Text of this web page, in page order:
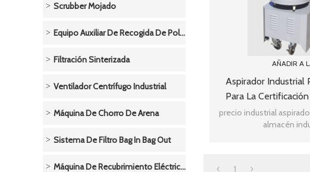
Scrubber Mojado
Equipo Auxiliar De Recogida De Polvo
Filtración Sinterizada
Ventilador Centrífugo Industrial
Máquina De Chorro De Arena
Sistema De Filtro Bag In Bag Out
Máquina De Recubrimiento Eléctrico/Sistema De Pulverización De Polvo
AÑADIR A
Aspirador Industrial
Para La
precio industrial
almacén
1